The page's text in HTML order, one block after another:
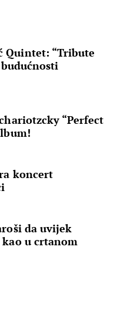
Quintet: “Tribute
“Perfect
koncert
da uvijek
u crtanom